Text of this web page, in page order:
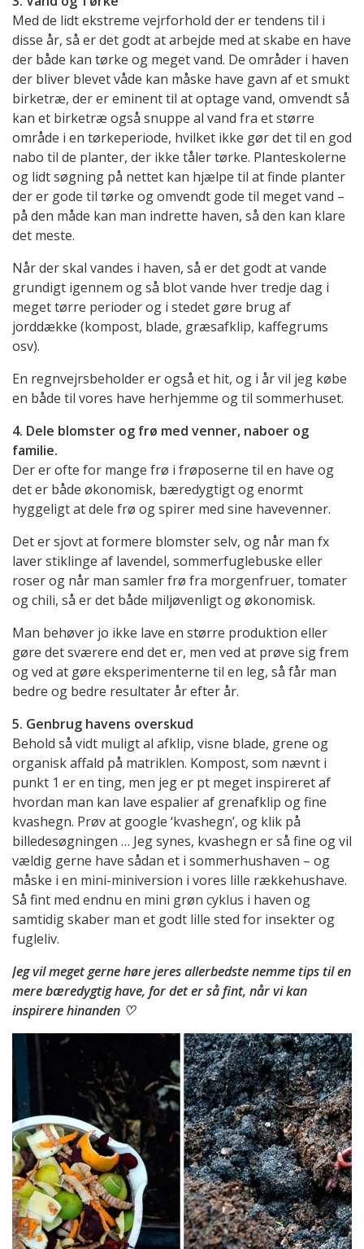
Med de lidt ekstreme vejrforhold der er tendens til i
disse år, så er det godt at arbejde med at skabe en have
der både kan tørke og meget vand. De områder i haven
der bliver blevet våde kan måske have gavn af et smukt
birketræ, der er eminent til at optage vand, omvendt så
kan et birketræ også snuppe al vand fra et større
område i en tørkeperiode, hvilket ikke gør det til en god
nabo til de planter, der ikke tåler tørke. Planteskolerne
og lidt søgning på nettet kan hjælpe til at finde planter
der er gode til tørke og omvendt gode til meget vand –
på den måde kan man indrette haven, så den kan klare
det meste.
Når der skal vandes i haven, så er det godt at vande
grundigt igennem og så blot vande hver tredje dag i
meget tørre perioder og i stedet gøre brug af
jorddække (kompost, blade, græsafklip, kaffegrums
osv).
En regnvejrsbeholder er også et hit, og i år vil jeg købe
en både til vores have herhjemme og til sommerhuset.
4. Dele blomster og frø med venner, naboer og
familie.
Der er ofte for mange frø i frøposerne til en have og
det er både økonomisk, bæredygtigt og enormt
hyggeligt at dele frø og spirer med sine havevenner.
Det er sjovt at formere blomster selv, og når man fx
laver stiklinge af lavendel, sommerfuglebuske eller
roser og når man samler frø fra morgenfruer, tomater
og chili, så er det både miljøvenligt og økonomisk.
Man behøver jo ikke lave en større produktion eller
gøre det sværere end det er, men ved at prøve sig frem
og ved at gøre eksperimenterne til en leg, så får man
bedre og bedre resultater år efter år.
5. Genbrug havens overskud
Behold så vidt muligt al afklip, visne blade, grene og
organisk affald på matriklen. Kompost, som nævnt i
punkt 1 er en ting, men jeg er pt meget inspireret af
hvordan man kan lave espalier af grenafklip og fine
kvashegn. Prøv at google ‘kvashegn’, og klik på
billedesøgningen … Jeg synes, kvashegn er så fine og vil
vældig gerne have sådan et i sommerhushaven – og
måske i en mini-miniversion i vores lille rækkehushave.
Så fint med endnu en mini grøn cyklus i haven og
samtidig skaber man et godt lille sted for insekter og
fugleliv.
Jeg vil meget gerne høre jeres allerbedste nemme tips til en
mere bæredygtig have, for det er så fint, når vi kan
inspirere hinanden ♡